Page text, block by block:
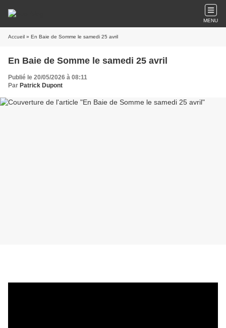
MENU
Accueil » En Baie de Somme le samedi 25 avril
En Baie de Somme le samedi 25 avril
Publié le 20/05/2026 à 08:11
Par Patrick Dupont